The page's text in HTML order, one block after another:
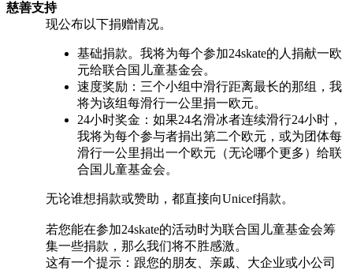
慈善支持
现公布以下捐赠情况。
基础捐款。我将为每个参加24skate的人捐献一欧
元给联合国儿童基金会。
速度奖励：三个小组中滑行距离最长的那组，我
将为该组每滑行一公里捐一欧元。
24小时奖金：如果24名滑冰者连续滑行24小时，
我将为每个参与者捐出第二个欧元，或为团体每
滑行一公里捐出一个欧元（无论哪个更多）给联
合国儿童基金会。
无论谁想捐款或赞助，都直接向Unicef捐款。
若您能在参加24skate的活动时为联合国儿童基金会筹
集一些捐款，那么我们将不胜感激。
这有一个提示：跟您的朋友、亲戚、大企业或小公司